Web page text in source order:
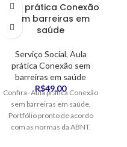
Aula prática Conexão
sem barreiras em
saúde
Serviço Social, Aula
prática Conexão sem
barreiras em saúde
R$49,00
Confira- Aula prática Conexão
sem barreiras em saúde.
Portfólio pronto de acordo
com as normas da ABNT.